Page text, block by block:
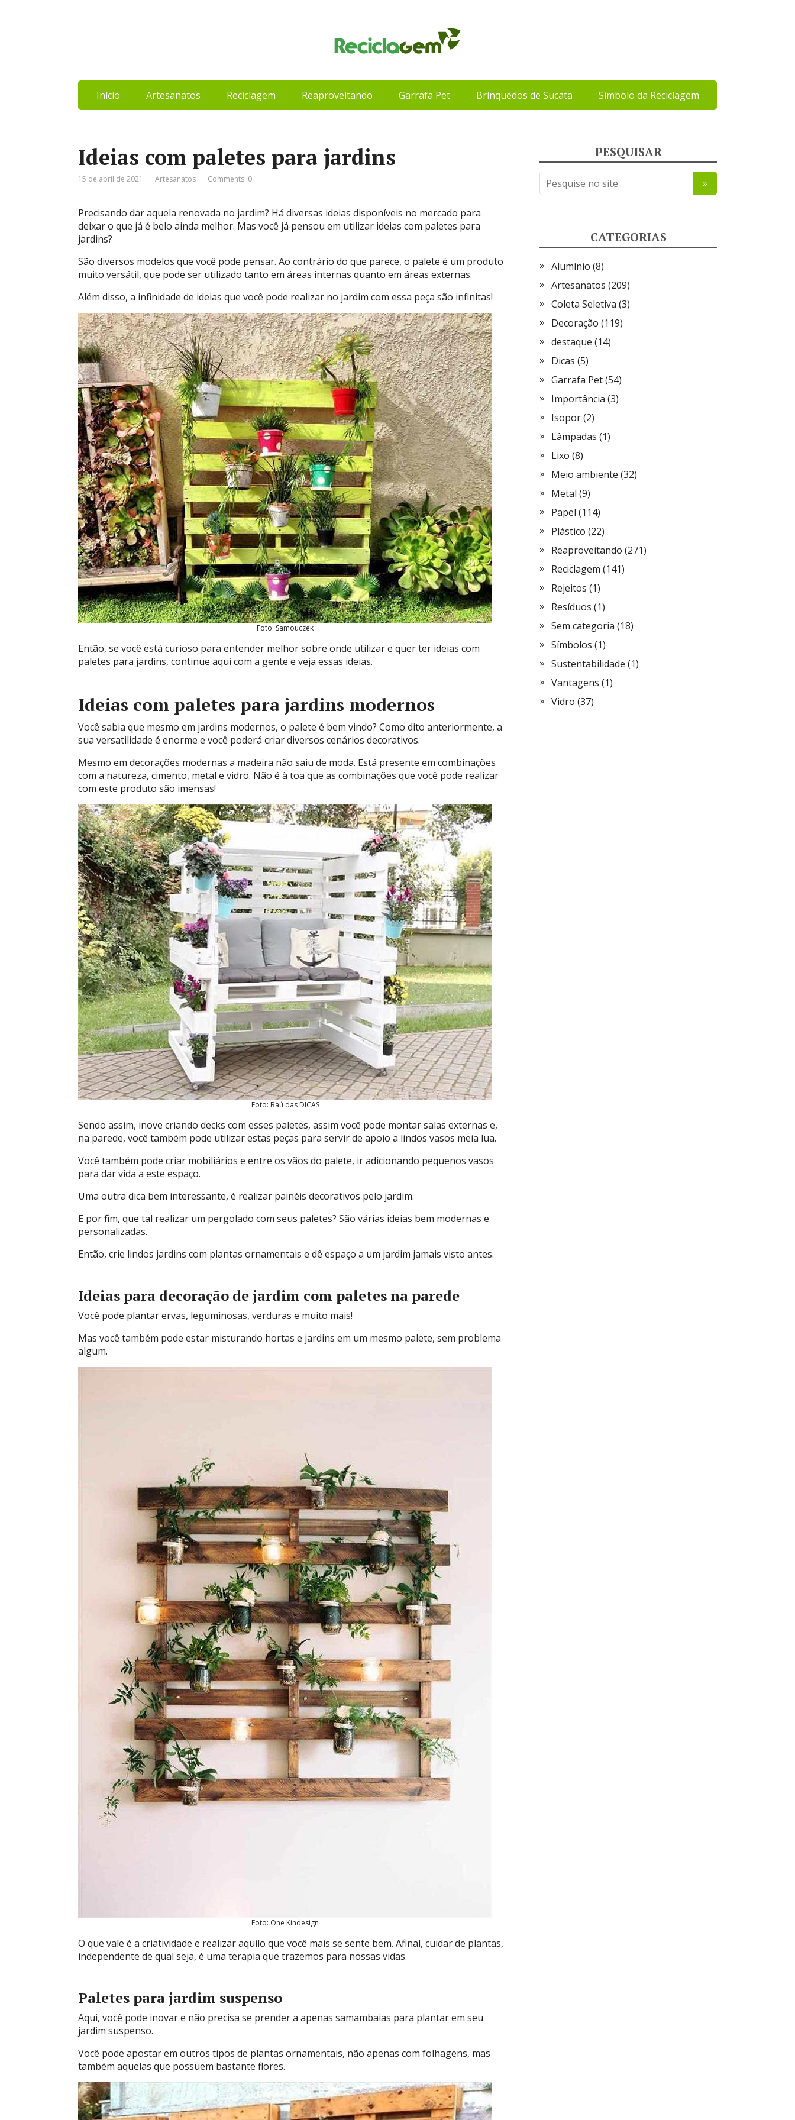
Início Artesanatos Reciclagem Reaproveitando Garrafa Pet Brinquedos de Sucata Simbolo da Reciclagem
Ideias com paletes para jardins
15 de abril de 2021 Artesanatos Comments: 0
Precisando dar aquela renovada no jardim? Há diversas ideias disponíveis no mercado para
deixar o que já é belo ainda melhor. Mas você já pensou em utilizar ideias com paletes para
jardins?
São diversos modelos que você pode pensar. Ao contrário do que parece, o palete é um produto
muito versátil, que pode ser utilizado tanto em áreas internas quanto em áreas externas.
Além disso, a infinidade de ideias que você pode realizar no jardim com essa peça são infinitas!
Foto: Samouczek
Então, se você está curioso para entender melhor sobre onde utilizar e quer ter ideias com
paletes para jardins, continue aqui com a gente e veja essas ideias.
Ideias com paletes para jardins modernos
Você sabia que mesmo em jardins modernos, o palete é bem vindo? Como dito anteriormente, a
sua versatilidade é enorme e você poderá criar diversos cenários decorativos.
Mesmo em decorações modernas a madeira não saiu de moda. Está presente em combinações
com a natureza, cimento, metal e vidro. Não é à toa que as combinações que você pode realizar
com este produto são imensas!
Foto: Baú das DICAS
Sendo assim, inove criando decks com esses paletes, assim você pode montar salas externas e,
na parede, você também pode utilizar estas peças para servir de apoio a lindos vasos meia lua.
Você também pode criar mobiliários e entre os vãos do palete, ir adicionando pequenos vasos
para dar vida a este espaço.
Uma outra dica bem interessante, é realizar painéis decorativos pelo jardim.
E por fim, que tal realizar um pergolado com seus paletes? São várias ideias bem modernas e
personalizadas.
Então, crie lindos jardins com plantas ornamentais e dê espaço a um jardim jamais visto antes.
Ideias para decoração de jardim com paletes na parede
Você pode plantar ervas, leguminosas, verduras e muito mais!
Mas você também pode estar misturando hortas e jardins em um mesmo palete, sem problema
algum.
Foto: One Kindesign
O que vale é a criatividade e realizar aquilo que você mais se sente bem. Afinal, cuidar de plantas,
independente de qual seja, é uma terapia que trazemos para nossas vidas.
Paletes para jardim suspenso
Aqui, você pode inovar e não precisa se prender a apenas samambaias para plantar em seu
jardim suspenso.
Você pode apostar em outros tipos de plantas ornamentais, não apenas com folhagens, mas
também aquelas que possuem bastante flores.
PESQUISAR
CATEGORIAS
Alumínio (8)
Artesanatos (209)
Coleta Seletiva (3)
Decoração (119)
destaque (14)
Dicas (5)
Garrafa Pet(54)
Importância (3)
Isopor(2)
Lâmpadas (1)
Lixo (8)
Meio ambiente (32)
Metal (9)
Papel (114)
Plástico (22)
Reaproveitando (271)
Reciclagem (141)
Rejeitos (1)
Resíduos (1)
Sem categoria (18)
Símbolos (1)
Sustentabilidade (1)
Vantagens (1)
Vidro (37)